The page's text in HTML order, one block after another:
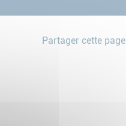
Partager cette page